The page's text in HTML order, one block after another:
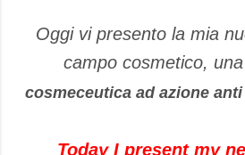
Oggi vi presento la mia
campo cosmetico, una
cosmeceutica ad azione
Today I present my